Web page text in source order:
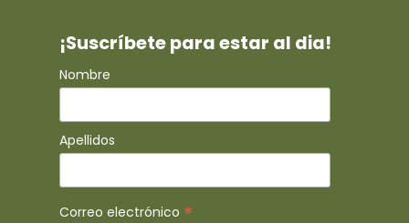
¡Suscríbete para estar al dia!
Nombre
Apellidos
Correo electrónico *